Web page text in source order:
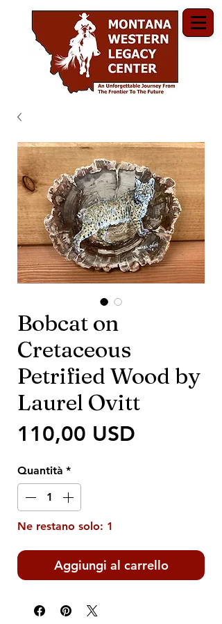
Bobcat on
Cretaceous
Petrified Wood by
Laurel Ovitt
110,00 USD
Quantità *
Ne restano solo: 1
Aggiungi al carrello